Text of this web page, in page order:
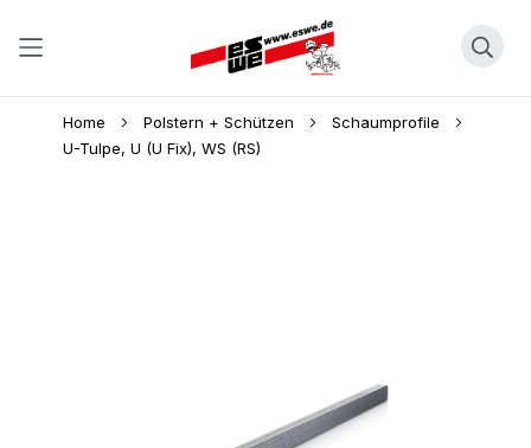
Home Polstern + Schützen
Schaumprofile
U-Tulpe, U (U Fix), WS (RS)